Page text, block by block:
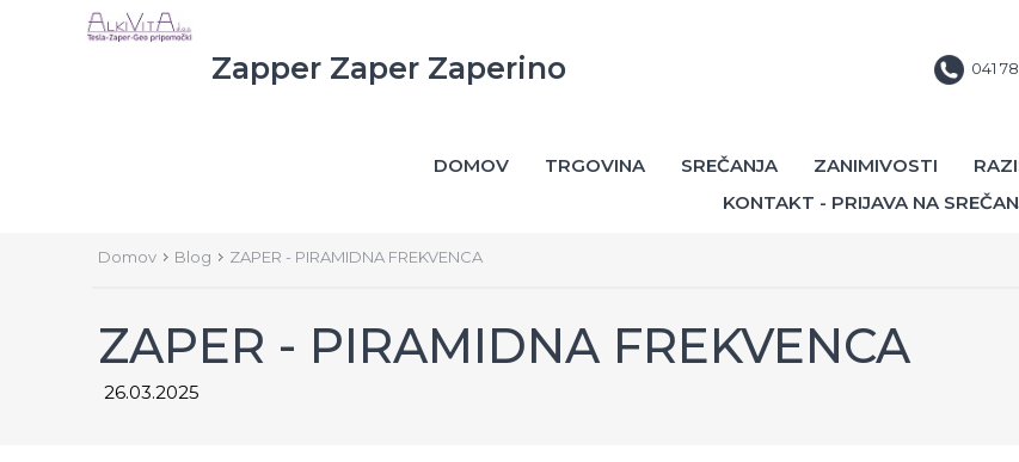
Zapper Zaper Zaperino 041
DOMOV TRGOVINA SREČANJA ZANIMIVOSTI
KONTAKT - PRIJAVA NA
Domov Blog ZAPER - PIRAMIDNA FREKVENCA
ZAPER - PIRAMIDNA FREKVENCA
26.03.2025